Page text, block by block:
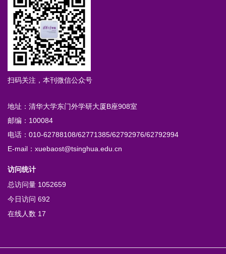
扫码关注，本刊微信公众号
地址：清华大学东门外学研大厦B座908室
邮编：100084
电话：010-62788108/62771385/62792976/62792994
E-mail：xuebaost@tsinghua.edu.cn
访问统计
总访问量 1052659
今日访问 692
在线人数 17